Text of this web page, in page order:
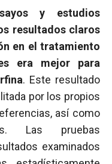
y estudios
resultados claros
en el tratamiento
era mejor para
. Este resultado
por los propios
así como
Las pruebas
examinados